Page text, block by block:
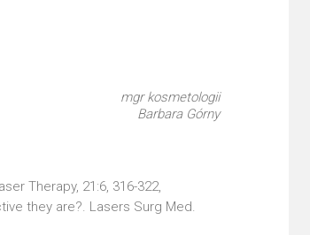
mgr kosmetologii
Barbara Górny
Therapy, 21:6, 316-322,
they are?. Lasers Surg Med.